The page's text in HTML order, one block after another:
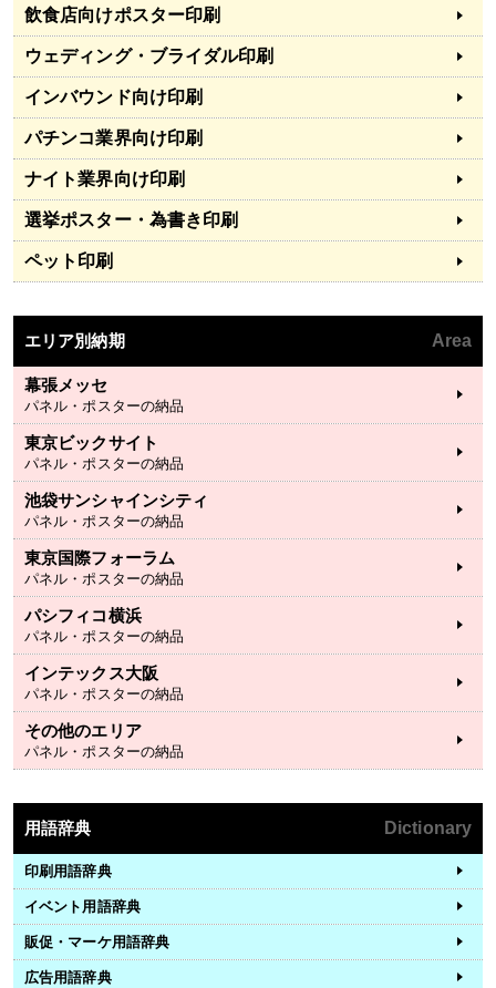
飲食店向けポスター印刷
ウェディング・ブライダル印刷
インバウンド向け印刷
パチンコ業界向け印刷
ナイト業界向け印刷
選挙ポスター・為書き印刷
ペット印刷
エリア別納期 Area
幕張メッセ
パネル・ポスターの納品
東京ビックサイト
パネル・ポスターの納品
池袋サンシャインシティ
パネル・ポスターの納品
東京国際フォーラム
パネル・ポスターの納品
パシフィコ横浜
パネル・ポスターの納品
インテックス大阪
パネル・ポスターの納品
その他のエリア
パネル・ポスターの納品
用語辞典 Dictionary
印刷用語辞典
イベント用語辞典
販促・マーケ用語辞典
広告用語辞典